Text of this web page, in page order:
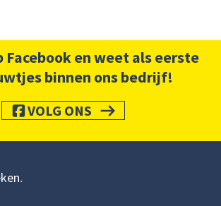
Facebook en weet als eerste
binnen ons bedrijf!
VOLG ONS